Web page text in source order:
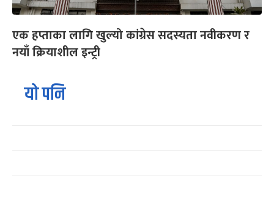
एक हप्ताका लागि खुल्यो कांग्रेस सदस्यता नवीकरण र
नयाँ क्रियाशील इन्ट्री
यो पनि